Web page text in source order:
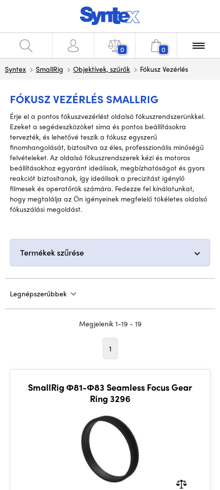
0 0
Syntex SmallRig Objektívek, szűrők Fókusz Vezérlés
FÓKUSZ VEZÉRLÉS SMALLRIG
Érje el a pontos fókuszvezérlést oldalsó fókuszrendszerünkkel.
Ezeket a segédeszközöket sima és pontos beállításokra
tervezték, és lehetővé teszik a fókusz egyszerű
finomhangolását, biztosítva az éles, professzionális minőségű
felvételeket. Az oldalsó fókuszrendszerek kézi és motoros
beállításokhoz egyaránt ideálisak, megbízhatóságot és gyors
reakciót biztosítanak, így ideálisak a precizitást igénylő
filmesek és operatőrök számára. Fedezze fel kínálatunkat,
hogy megtalálja az Ön igényeinek megfelelő tökéletes oldalsó
fókuszálási megoldást.
Termékek szűrése
Legnépszerűbbek
Megjelenik 1-19 - 19
1
SmallRig Φ81-Φ83 Seamless Focus Gear
Ring 3296